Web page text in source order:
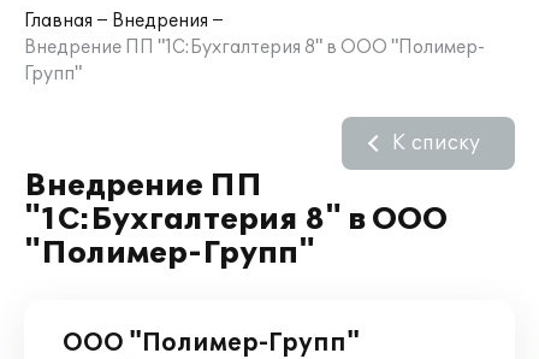
Главная
Внедрения
Внедрение ПП "1С:Бухгалтерия 8" в ООО "Полимер-
Групп"
Внедрение ПП
"1С:Бухгалтерия 8" в ООО
"Полимер-Групп"
К списку
ООО "Полимер-Групп"